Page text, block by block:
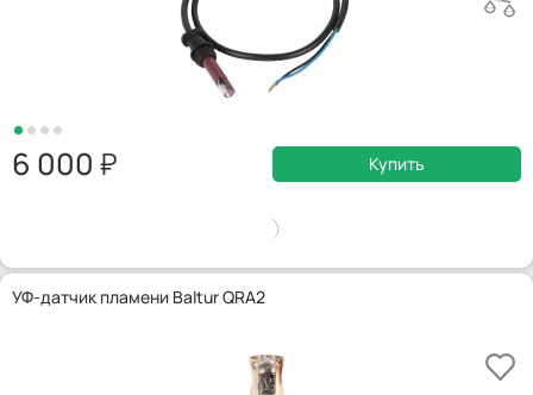
6 000 Купить
УФ-датчик пламени Baltur QRA2